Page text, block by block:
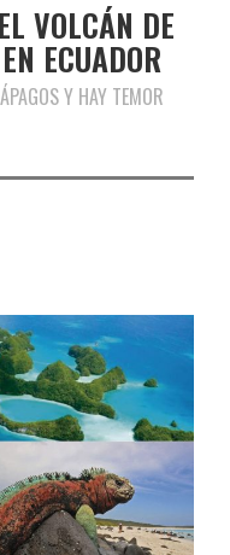
VOLCÁN DE
ECUADOR
Y HAY TEMOR